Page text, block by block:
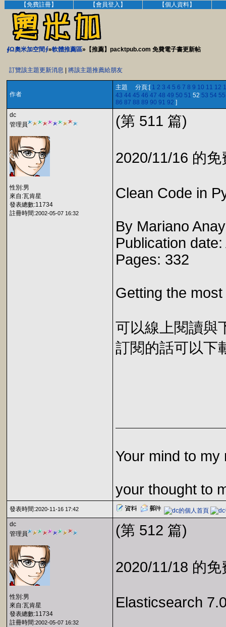
【免費註冊】 【會員登入】 【個人資料】
∮Ω奧米加空間∮»軟體推薦區»【推薦】packtpub.com 免費電子書更新帖
訂覽該主題更新消息 將該主題推薦給朋友
作者
主題 分頁:[ 1 2 3 4 5 6 7 8 9 10 11 12
43 44 45 46 47 48 49 50 51 52 53 54 55
86 87 88 89 90 91 92 ]
dc
管理員
性別:男
來自:瓦肯星
發表總數:11734
註冊時間:2002-05-07 16:32
(第 511 篇)
2020/11/16 的
Clean Code in
By Mariano
Publication
Pages: 332
Getting the
可以線上閱讀與
訂閱的話可以下
Your mind to my
your thought to
發表時間:2020-11-16 17:42
dc
管理員
性別:男
來自:瓦肯星
發表總數:11734
註冊時間:2002-05-07 16:32
(第 512 篇)
2020/11/18 的
Elasticsearch